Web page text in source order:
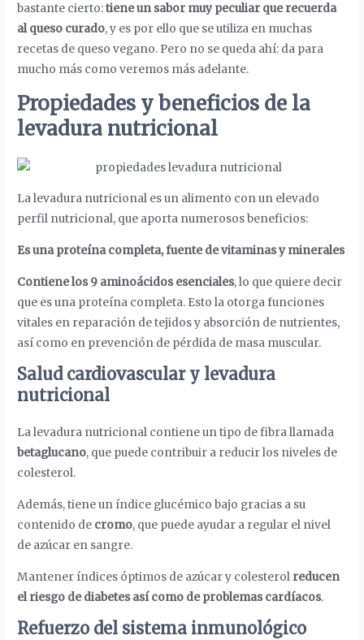
bastante cierto:tiene un sabor muy peculiar que recuerda
al queso curado, y es por ello que se utiliza en muchas
recetas de queso vegano. Pero no se queda ahí: da para
mucho más como veremos más adelante.
Propiedades y beneficios de la
levadura nutricional
La levadura nutricional es un alimento con un elevado
perfil nutricional, que aporta numerosos beneficios:
Es una proteína completa, fuente de vitaminas y minerales
Contiene los 9 aminoácidos esenciales, lo que quiere decir
que es una proteína completa. Esto la otorga funciones
vitales en reparación de tejidos y absorción de nutrientes,
así como en prevención de pérdida de masa muscular.
Salud cardiovascular y levadura
nutricional
La levadura nutricional contiene un tipo de fibra llamada
betaglucano, que puede contribuir a reducir los niveles de
colesterol.
Además, tiene un índice glucémico bajo gracias a su
contenido de cromo, que puede ayudar a regular el nivel
de azúcar en sangre.
Mantener índices óptimos de azúcar y colesterol reducen
el riesgo de diabetes así como de problemas cardíacos.
Refuerzo del sistema inmunológico